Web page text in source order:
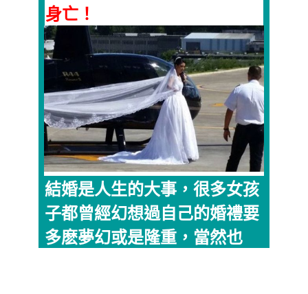
身亡！
結婚是人生的大事，很多女孩
子都曾經幻想過自己的婚禮要
多麽夢幻或是隆重，當然也